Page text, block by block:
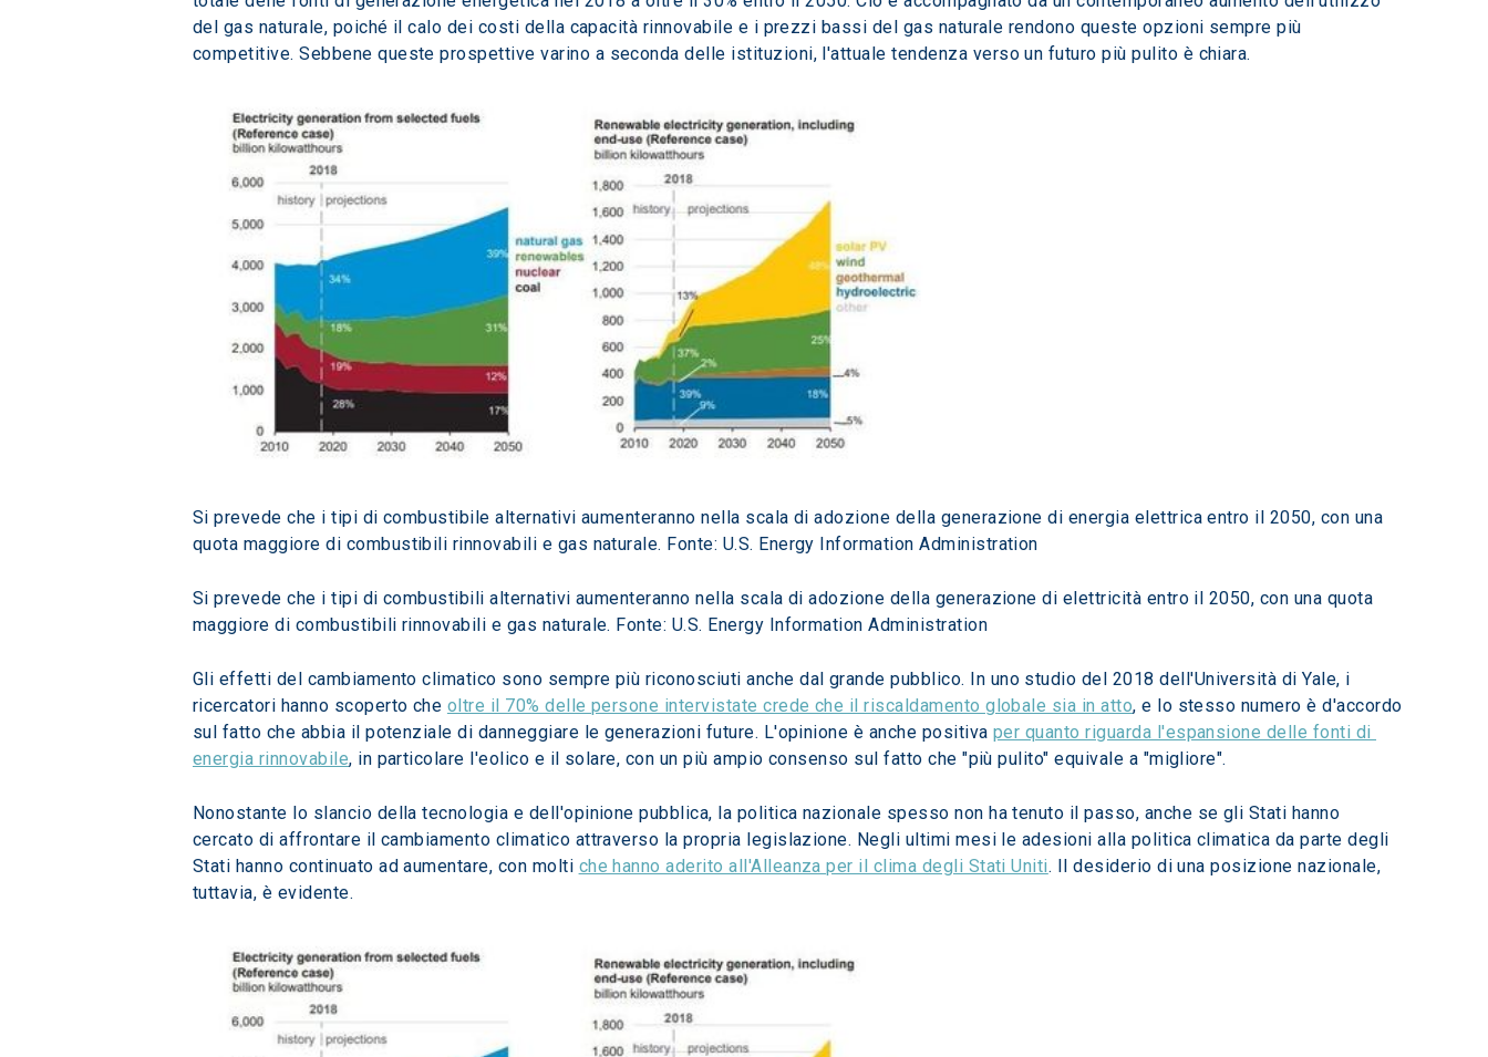
del gas naturale, poiché il calo dei costi della capacità rinnovabile e i prezzi bassi del gas naturale rendono queste opzioni sempre più
competitive. Sebbene queste prospettive varino a seconda delle istituzioni, l'attuale tendenza verso un futuro più pulito è chiara.
Si prevede che i tipi di combustibile alternativi aumenteranno nella scala di adozione della generazione di energia elettrica entro il 2050, con una
quota maggiore di combustibili rinnovabili e gas naturale. Fonte: U.S. Energy Information Administration
Si prevede che i tipi di combustibili alternativi aumenteranno nella scala di adozione della generazione di elettricità entro il 2050, con una quota
maggiore di combustibili rinnovabili e gas naturale. Fonte: U.S. Energy Information Administration
Gli effetti del cambiamento climatico sono sempre più riconosciuti anche dal grande pubblico. In uno studio del 2018 dell'Università di Yale, i
ricercatori hanno scoperto che oltre il 70% delle persone intervistate crede che il riscaldamento globale sia in atto, e lo stesso numero è d'accordo
sul fatto che abbia il potenziale di danneggiare le generazioni future. L'opinione è anche positiva per quanto riguarda l'espansione delle fonti di
energia rinnovabile, in particolare l'eolico e il solare, con un più ampio consenso sul fatto che "più pulito" equivale a "migliore".
Nonostante lo slancio della tecnologia e dell'opinione pubblica, la politica nazionale spesso non ha tenuto il passo, anche se gli Stati hanno
cercato di affrontare il cambiamento climatico attraverso la propria legislazione. Negli ultimi mesi le adesioni alla politica climatica da parte degli
Stati hanno continuato ad aumentare, con molti che hanno aderito all'Alleanza per il clima degli Stati Uniti. Il desiderio di una posizione nazionale,
tuttavia, è evidente.